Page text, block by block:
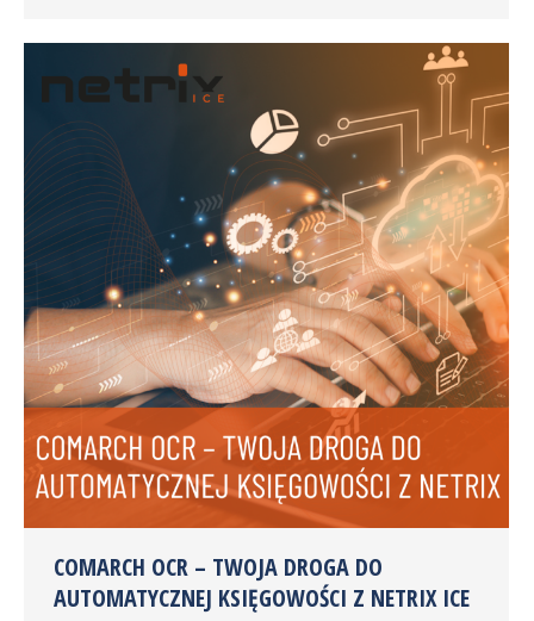
COMARCH OCR – TWOJA DROGA DO
AUTOMATYCZNEJ KSIĘGOWOŚCI Z NETRIX ICE